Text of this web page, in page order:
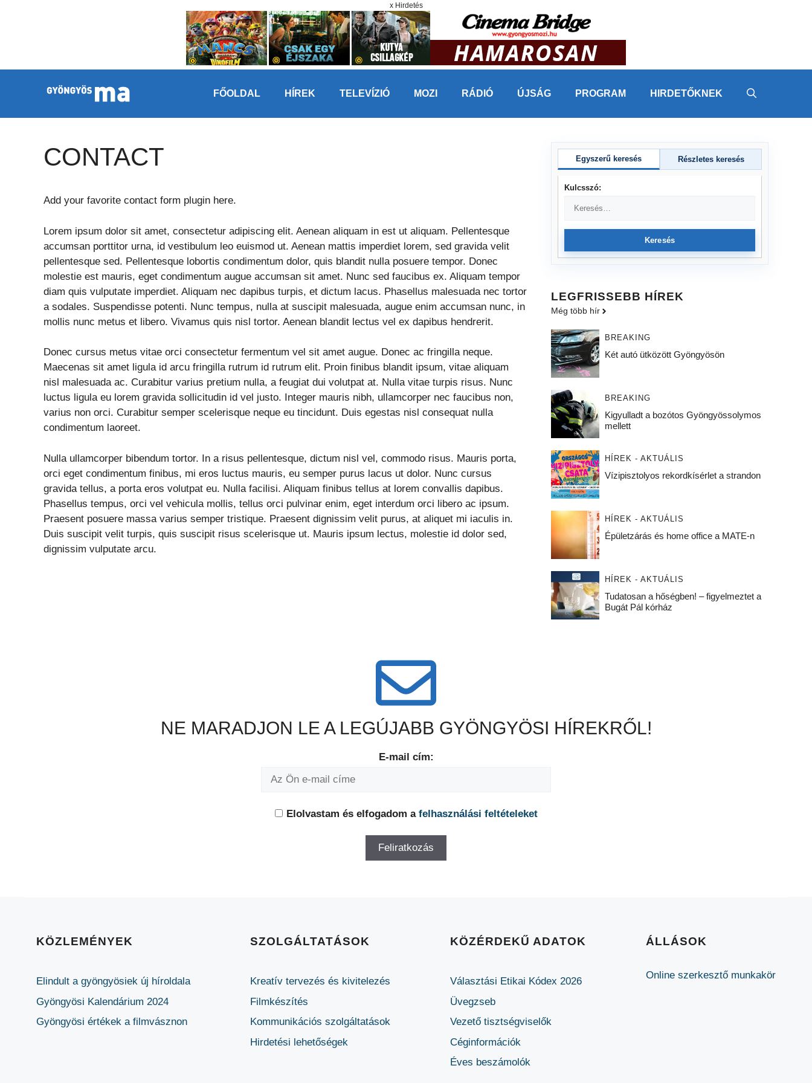
x Hirdetés
FŐOLDAL HÍREK TELEVÍZIÓ MOZI RÁDIÓ ÚJSÁG PROGRAM HIRDETŐKNEK
CONTACT
Add your favorite contact form plugin here.
Lorem ipsum dolor sit amet, consectetur adipiscing elit. Aenean aliquam in est ut aliquam. Pellentesque
accumsan porttitor urna, id vestibulum leo euismod ut. Aenean mattis imperdiet lorem, sed gravida velit
pellentesque sed. Pellentesque lobortis condimentum dolor, quis blandit nulla posuere tempor. Donec
molestie est mauris, eget condimentum augue accumsan sit amet. Nunc sed faucibus ex. Aliquam tempor
diam quis vulputate imperdiet. Aliquam nec dapibus turpis, et dictum lacus. Phasellus malesuada nec tortor
a sodales. Suspendisse potenti. Nunc tempus, nulla at suscipit malesuada, augue enim accumsan nunc, in
mollis nunc metus et libero. Vivamus quis nisl tortor. Aenean blandit lectus vel ex dapibus hendrerit.
Donec cursus metus vitae orci consectetur fermentum vel sit amet augue. Donec ac fringilla neque.
Maecenas sit amet ligula id arcu fringilla rutrum id rutrum elit. Proin finibus blandit ipsum, vitae aliquam
nisl malesuada ac. Curabitur varius pretium nulla, a feugiat dui volutpat at. Nulla vitae turpis risus. Nunc
luctus ligula eu lorem gravida sollicitudin id vel justo. Integer mauris nibh, ullamcorper nec faucibus non,
varius non orci. Curabitur semper scelerisque neque eu tincidunt. Duis egestas nisl consequat nulla
condimentum laoreet.
Nulla ullamcorper bibendum tortor. In a risus pellentesque, dictum nisl vel, commodo risus. Mauris porta,
orci eget condimentum finibus, mi eros luctus mauris, eu semper purus lacus ut dolor. Nunc cursus
gravida tellus, a porta eros volutpat eu. Nulla facilisi. Aliquam finibus tellus at lorem convallis dapibus.
Phasellus tempus, orci vel vehicula mollis, tellus orci pulvinar enim, eget interdum orci libero ac ipsum.
Praesent posuere massa varius semper tristique. Praesent dignissim velit purus, at aliquet mi iaculis in.
Duis suscipit velit turpis, quis suscipit risus scelerisque ut. Mauris ipsum lectus, molestie id dolor sed,
dignissim vulputate arcu.
Egyszerű keresés Részletes keresés
Kulcsszó:
Keresés
LEGFRISSEBB HÍREK
Még több hír
BREAKING
Két autó ütközött Gyöngyösön
BREAKING
Kigyulladt a bozótos Gyöngyössolymos
mellett
HÍREK - AKTUÁLIS
Vízipisztolyos rekordkísérlet a strandon
HÍREK - AKTUÁLIS
Épületzárás és home office a MATE-n
HÍREK - AKTUÁLIS
Tudatosan a hőségben! – figyelmeztet a
Bugát Pál kórház
NE MARADJON LE A LEGÚJABB GYÖNGYÖSI HÍREKRŐL!
E-mail cím:
Elolvastam és elfogadom a felhasználási feltételeket
KÖZLEMÉNYEK
Elindult a gyöngyösiek új híroldala
Gyöngyösi Kalendárium 2024
Gyöngyösi értékek a filmvásznon
SZOLGÁLTATÁSOK
Kreatív tervezés és kivitelezés
Filmkészítés
Kommunikációs szolgáltatások
Hirdetési lehetőségek
KÖZÉRDEKŰ ADATOK
Választási Etikai Kódex 2026
Üvegzseb
Vezető tisztségviselők
Céginformációk
Éves beszámolók
ÁLLÁSOK
Online szerkesztő munkakör